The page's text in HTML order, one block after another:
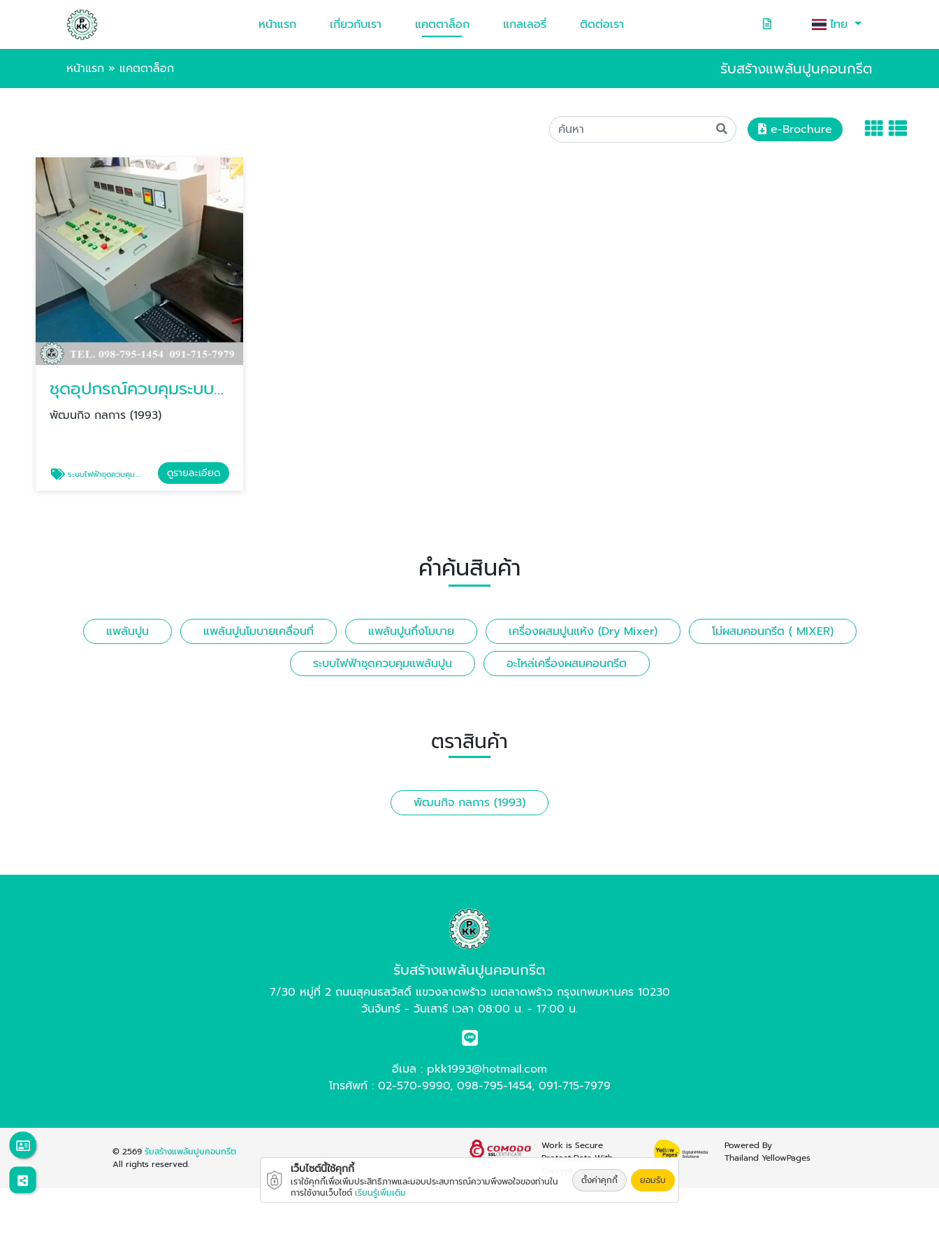
หน้าแรก เกี่ยวกับเรา แคตตาล็อก แกลเลอรี่ ติดต่อเรา ไทย
หน้าแรก » แคตตาล็อก รับสร้างแพล้นปูนคอนกรีต
e-Brochure
ชุดอุปกรณ์ควบคุมระบบไฟฟ้าแพล้นปูน
พัฒนกิจ กลการ (1993)
ระบบไฟฟ้าชุดควบคุมแพล้นปูน ดูรายละเอียด
คำค้นสินค้า
แพล้นปูน แพล้นปูนโมบายเคลื่อนที่ แพล้นปูนกึ่งโมบาย เครื่องผสมปูนแห้ง (Dry Mixer)
โม่ผสมคอนกรีต ( MIXER)
ระบบไฟฟ้าชุดควบคุมแพล้นปูน
อะไหล่เครื่องผสมคอนกรีต
ตราสินค้า
พัฒนกิจ กลการ (1993)
รับสร้างแพล้นปูนคอนกรีต
7/30 หมู่ที่ 2 ถนนสุคนธสวัสดิ์ แขวงลาดพร้าว เขตลาดพร้าว กรุงเทพมหานคร 10230
วันจันทร์ - วันเสาร์ เวลา 08:00 น. - 17:00 น.
อีเมล : pkk1993@hotmail.com
โทรศัพท์ : 02-570-9990, 098-795-1454, 091-715-7979
© 2569รับสร้างแพล้นปูนคอนกรีต
All rights reserved.
Work is Secure
Protect Data With
Powered By
Thailand YellowPages
เว็บไซต์นี้ใช้คุกกี้
เราใช้คุกกี้เพื่อเพิ่มประสิทธิภาพและมอบประสบการณ์ความพึงพอใจของท่านใน
การใช้งานเว็บไซต์ เรียนรู้เพิ่มเติม
ตั้งค่าคุกกี้ ยอมรับ